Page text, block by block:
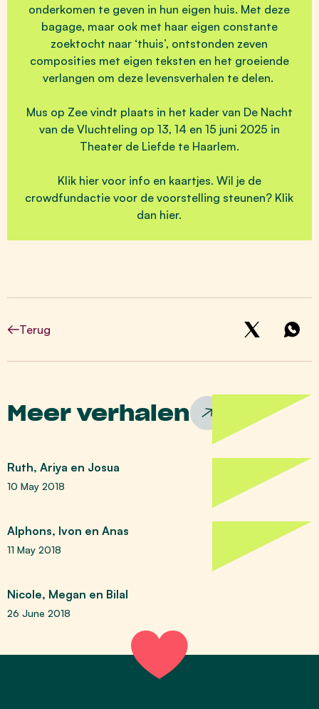
onderkomen te geven in hun eigen huis. Met deze
bagage, maar ook met haar eigen constante
zoektocht naar ‘thuis’, ontstonden zeven
composities met eigen teksten en het groeiende
verlangen om deze levensverhalen te delen.
Mus op Zee vindt plaats in het kader van De Nacht
van de Vluchteling op 13, 14 en 15 juni 2025 in
Theater de Liefde te Haarlem.
Klik hiervoor info en kaartjes. Wil je de
crowdfundactie voor de voorstelling steunen? Klik
dan hier.
Terug
Meer verhalen
Ruth, Ariya en Josua
10 May 2018
Alphons, Ivon en Anas
11 May 2018
Nicole, Megan en Bilal
26 June 2018